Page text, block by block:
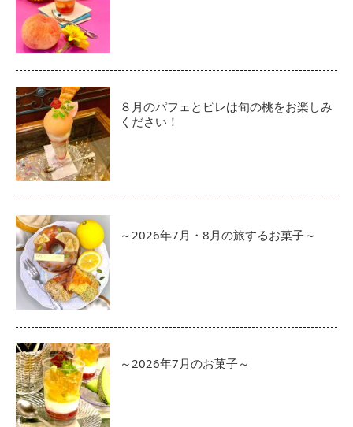
８月のパフェとピレは旬の桃をお楽しみ
ください！
～2026年7月・8月の旅するお菓子～
～2026年7月のお菓子～